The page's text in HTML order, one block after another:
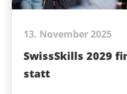
13. November 2025
SwissSkills 2029
statt